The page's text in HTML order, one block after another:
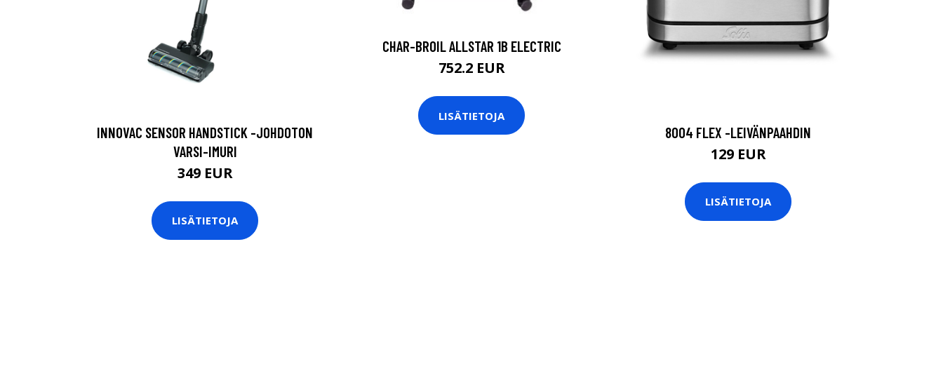
INNOVAC SENSOR HANDSTICK -JOHDOTON
VARSI-IMURI
349 EUR
LISÄTIETOJA
CHAR-BROIL ALLSTAR 1B ELECTRIC
752.2 EUR
LISÄTIETOJA
8004 FLEX -LEIVÄNPAAHDIN
129 EUR
LISÄTIETOJA